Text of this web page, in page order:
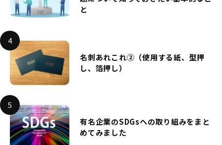
と
名刺あれこれ②（使用する紙、型押
し、箔押し）
有名企業のSDGsへの取り組みをまと
めてみました